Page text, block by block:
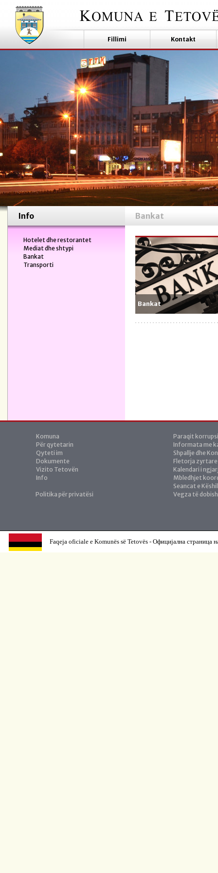
Fillimi Kontakt
Info Bankat
Hotelet dhe restorantet
Mediat dhe shtypi
Bankat
Transporti
Bankat
Komuna
Për qytetarin
Qyteti im
Dokumente
Vizito Tetovën
Info
Politika për privatësi
Paraqit
Informata me
Shpallje dhe
Fletorja zyrtare
Kalendari i
Mbledhjet
Seancat e
Vegza të
Faqeja oficiale e Komunës së Tetovës - Официјална